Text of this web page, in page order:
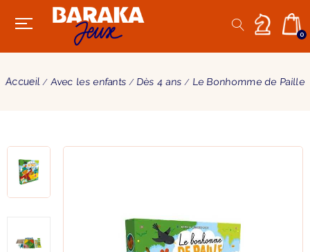
0
Accueil Avec les enfants Dès 4 ans Le Bonhomme de Paille